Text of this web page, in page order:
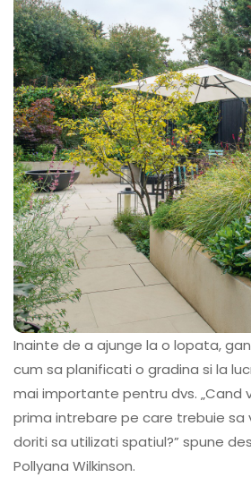
Inainte de a ajunge la o lopata,
cum sa planificati o gradina si la
mai importante pentru dvs. „Cand
prima intrebare pe care trebuie sa
doriti sa utilizati spatiul?” spune
Pollyana Wilkinson.